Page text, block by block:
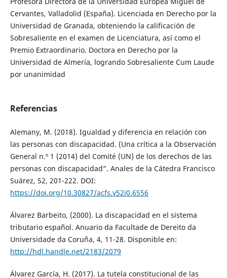
Cervantes, Valladolid (España). Licenciada en Derecho por la
Universidad de Granada, obteniendo la calificación de
Sobresaliente en el examen de Licenciatura, así como el
Premio Extraordinario. Doctora en Derecho por la
Universidad de Almería, logrando Sobresaliente Cum Laude
por unanimidad
Referencias
Alemany, M. (2018). Igualdad y diferencia en relación con
las personas con discapacidad. (Una crítica a la Observación
General n.º 1 (2014) del Comité (UN) de los derechos de las
personas con discapacidad”. Anales de la Cátedra Francisco
Suárez, 52, 201-222. DOI:
https://doi.org/10.30827/acfs.v52i0.6556
Álvarez Barbeito, (2000). La discapacidad en el sistema
tributario español. Anuario da Facultade de Dereito da
Universidade da Coruña, 4, 11-28. Disponible en:
http://hdl.handle.net/2183/2079
Álvarez García, H. (2017). La tutela constitucional de las